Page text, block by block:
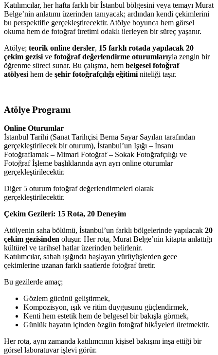
Katılımcılar, her hafta farklı bir İstanbul bölgesini veya temayı Murat
Belge’nin anlatımı üzerinden tanıyacak; ardından kendi çekimlerini
bu perspektifle gerçekleştirecektir. Atölye boyunca hem görsel
okuma hem de fotoğraf üretimi odaklı ilerleyen bir süreç yaşanır.
Atölye; teorik online dersler, 15 farklı rotada yapılacak 20
çekim gezisi ve fotoğraf değerlendirme oturumlarıyla zengin bir
öğrenme süreci sunar. Bu çalışma, hem belgesel fotoğraf
atölyesi hem de şehir fotoğrafçılığı eğitimi niteliği taşır.
Atölye Programı
Online Oturumlar
İstanbul Tarihi (Sanat Tarihçisi Berna Sayar Sayılan tarafından
gerçekleştirilecek bir oturum), İstanbul’un Işığı – İnsanı
Fotoğraflamak – Mimari Fotoğraf – Sokak Fotoğrafçılığı ve
Fotoğraf İşleme başlıklarında ayrı ayrı online oturumlar
gerçekleştirilecektir.
Diğer 5 oturum fotoğraf değerlendirmeleri olarak
gerçekleştirilecektir.
Çekim Gezileri: 15 Rota, 20 Deneyim
Atölyenin saha bölümü, İstanbul’un farklı bölgelerinde yapılacak 20
çekim gezisinden oluşur. Her rota, Murat Belge’nin kitapta anlattığı
kültürel ve tarihsel hatlar üzerinden belirlenir.
Katılımcılar, sabah ışığında başlayan yürüyüşlerden gece
çekimlerine uzanan farklı saatlerde fotoğraf üretir.
Bu gezilerde amaç;
Gözlem gücünü geliştirmek,
Kompozisyon, ışık ve ritim duygusunu güçlendirmek,
Kenti hem estetik hem de belgesel bir bakışla görmek,
Günlük hayatın içinden özgün fotoğraf hikâyeleri üretmektir.
Her rota, aynı zamanda katılımcının kişisel bakışını inşa ettiği bir
görsel laboratuvar işlevi görür.